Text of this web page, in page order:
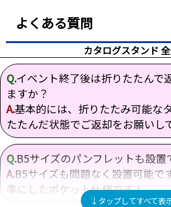
7段のカタログスタンドの他に10段も
ご利用の用途や、資料の多さによって
折りたたみ式なので、広げるだけです
ます！
▼商品ページはこちら
pic.twitter.com/T25ahul2nu
— 有限会社 トップスプラン
2025
カタログスタンド白（10段） の
イベント担当者より現場写
よくある質問
カタログスタンド
Q.イベント終了後は折りたたんで
ますか？
A.基本的には、折りたたみ可能な
たたんだ状態でご返却をお願いし
Q.B5サイズのパンフレットも設置
A.B5サイズも問題なく設置可能で
準にしたポケット仕様です！